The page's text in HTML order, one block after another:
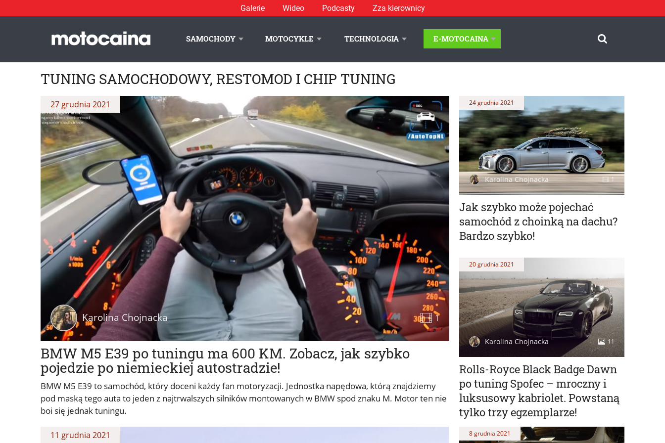
Galerie Wideo Podcasty Zza kierownicy
SAMOCHODY MOTOCYKLE TECHNOLOGIA E-MOTOCAINA
TUNING SAMOCHODOWY, RESTOMOD I CHIP TUNING
BMW M5 E39 po tuningu ma 600 KM. Zobacz, jak szybko
pojedzie po niemieckiej autostradzie!
27 grudnia 2021
Karolina Chojnacka 1
BMW M5 E39 to samochód, który doceni każdy fan motoryzacji. Jednostka napędowa, którą znajdziemy
pod maską tego auta to jeden z najtrwalszych silników montowanych w BMW spod znaku M. Motor ten nie
boi się jednak tuningu.
Jak szybko może pojechać
samochód z choinką na dachu?
Bardzo szybko!
24 grudnia 2021
Karolina Chojnacka 1
Rolls-Royce Black Badge Dawn
po tuning Spofec – mroczny i
luksusowy kabriolet. Powstaną
tylko trzy egzemplarze!
20 grudnia 2021
Karolina Chojnacka 11
11 grudnia 2021 8 grudnia 2021